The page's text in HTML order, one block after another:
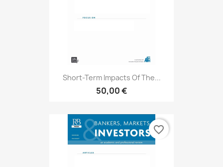
Short-Term Impacts Of The...
50,00 €
favorite_border